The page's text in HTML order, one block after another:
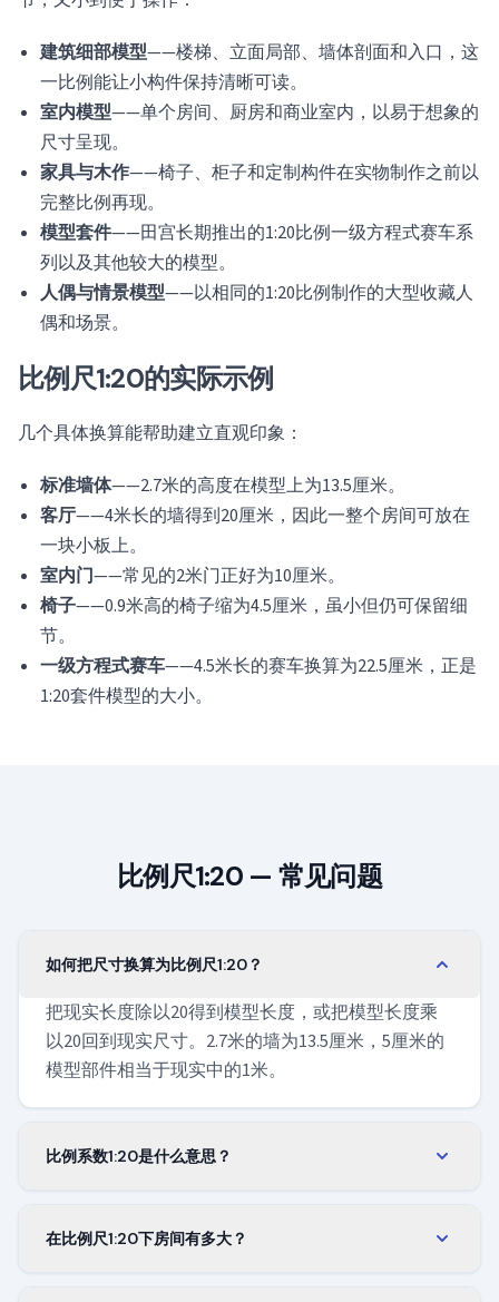
建筑细部模型——楼梯、立面局部、墙体剖面和入口，这
一比例能让小构件保持清晰可读。
室内模型——单个房间、厨房和商业室内，以易于想象的
尺寸呈现。
家具与木作——椅子、柜子和定制构件在实物制作之前以
完整比例再现。
模型套件——田宫长期推出的1:20比例一级方程式赛车系
列以及其他较大的模型。
人偶与情景模型——以相同的1:20比例制作的大型收藏人
偶和场景。
比例尺1:20的实际示例
几个具体换算能帮助建立直观印象：
标准墙体——2.7米的高度在模型上为13.5厘米。
客厅——4米长的墙得到20厘米，因此一整个房间可放在
一块小板上。
室内门——常见的2米门正好为10厘米。
椅子——0.9米高的椅子缩为4.5厘米，虽小但仍可保留细
节。
一级方程式赛车——4.5米长的赛车换算为22.5厘米，正是
1:20套件模型的大小。
比例尺1:20 — 常见问题
如何把尺寸换算为比例尺1:20？
把现实长度除以20得到模型长度，或把模型长度乘
以20回到现实尺寸。2.7米的墙为13.5厘米，5厘米的
模型部件相当于现实中的1米。
比例系数1:20是什么意思？
能得到1:20比例下的长度。无论使用什么单位，这个
在比例尺1:20下房间有多大？